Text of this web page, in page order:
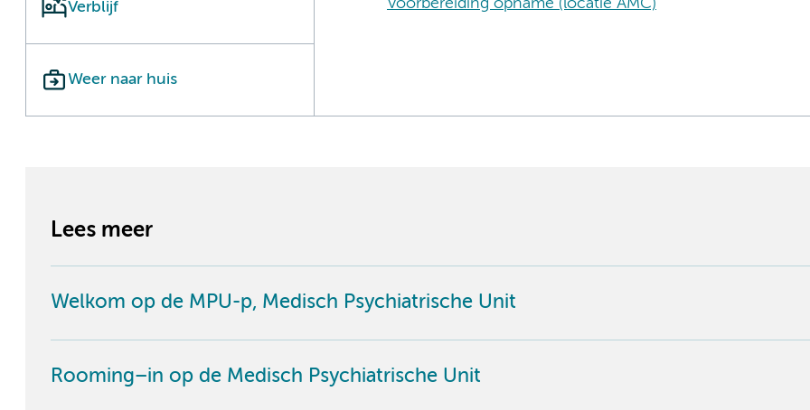
Verblijf
Weer naar huis
Voorbereiding opname (locatie AMC)
Lees meer
Welkom op de MPU-p, Medisch Psychiatrische Unit
Rooming–in op de Medisch Psychiatrische Unit